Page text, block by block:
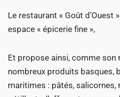
Le restaurant « Goût d’Ouest
espace « épicerie fine »,
Et propose ainsi, comme son
nombreux produits basques,
maritimes : pâtés, salicornes,